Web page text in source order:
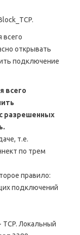
всего
открывать
подключение
всего
разрешенных
т.е.
по трем
правило:
подключений
TCP. Локальный